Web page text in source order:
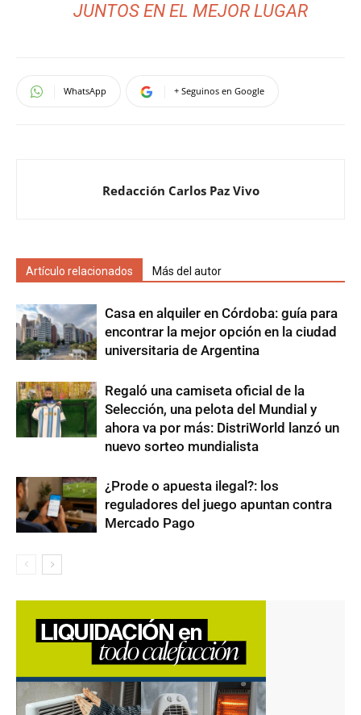
JUNTOS EN EL MEJOR LUGAR
WhatsApp + Seguinos en Google
Redacción Carlos Paz Vivo
Artículo relacionados Más del autor
Casa en alquiler en Córdoba: guía para
encontrar la mejor opción en la ciudad
universitaria de Argentina
Regaló una camiseta oficial de la
Selección, una pelota del Mundial y
ahora va por más: DistriWorld lanzó un
nuevo sorteo mundialista
¿Prode o apuesta ilegal?: los
reguladores del juego apuntan contra
Mercado Pago